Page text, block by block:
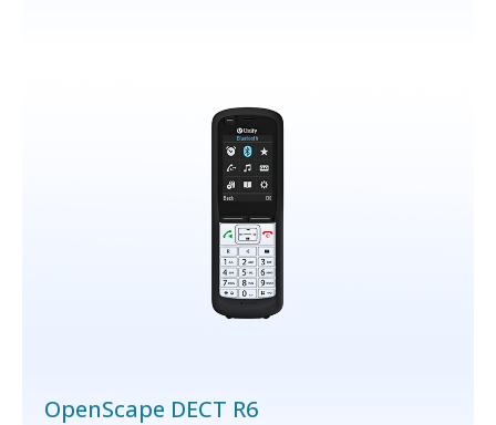
OpenScape DECT R6